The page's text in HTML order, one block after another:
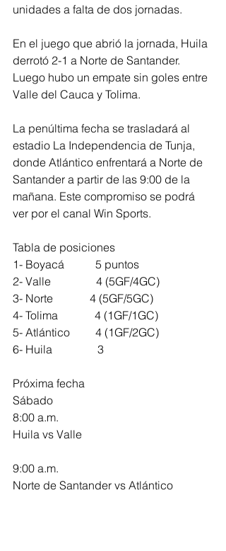
unidades a falta de dos jornadas.
En el juego que abrió la jornada, Huila
derrotó 2-1 a Norte de Santander.
Luego hubo un empate sin goles entre
Valle del Cauca y Tolima.
La penúltima fecha se trasladará al
estadio La Independencia de Tunja,
donde Atlántico enfrentará a Norte de
Santander a partir de las 9:00 de la
mañana. Este compromiso se podrá
ver por el canal Win Sports.
Tabla de posiciones
1- Boyacá           5 puntos
2- Valle                4 (5GF/4GC)
3- Norte             4 (5GF/5GC)
4- Tolima             4 (1GF/1GC)
5- Atlántico         4 (1GF/2GC)
6- Huila                3
Próxima fecha
Sábado
8:00 a.m.
Huila vs Valle
9:00 a.m.
Norte de Santander vs Atlántico